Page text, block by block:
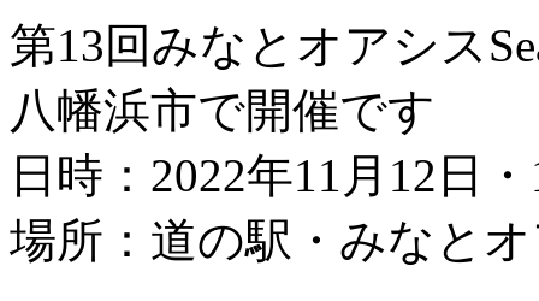
第13回みなとオアシス
八幡浜市で開催です
日時：2022年11月12日
場所：道の駅・みなと